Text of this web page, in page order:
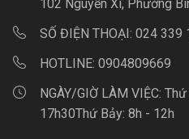
102 Nguyễn Xí, Phường
SỐ ĐIỆN THOẠI: 024 339
HOTLINE: 0904809669
NGÀY/GIỜ LÀM VIỆC: Thứ
17h30Thứ Bảy: 8h - 12h